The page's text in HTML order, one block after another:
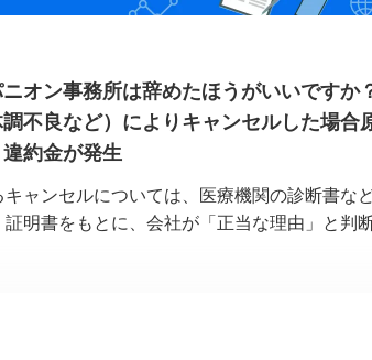
オン事務所は辞めたほうがいいですか
不良など）によりキャンセルした場合
約金が発生
ャンセルについては、医療機関の診断書な
明書をもとに、会社が「正当な理由」と判
な理由に該当しない）」と判断された場合に